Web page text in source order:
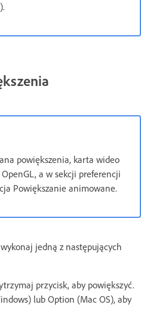
powiększenia, karta wideo
a w sekcji preferencji
Powiększanie animowane.
jedną z następujących
przycisk, aby powiększyć.
lub Option (Mac OS), aby